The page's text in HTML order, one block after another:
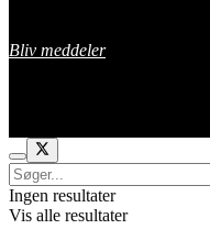
Bliv meddeler
Ingen resultater
Vis alle resultater